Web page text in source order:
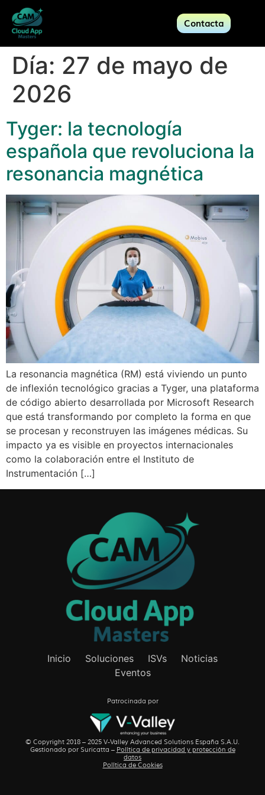
Contacta
Día: 27 de mayo de
2026
Tyger: la tecnología
española que revoluciona la
resonancia magnética
La resonancia magnética (RM) está viviendo un punto
de inflexión tecnológico gracias a Tyger, una plataforma
de código abierto desarrollada por Microsoft Research
que está transformando por completo la forma en que
se procesan y reconstruyen las imágenes médicas. Su
impacto ya es visible en proyectos internacionales
como la colaboración entre el Instituto de
Instrumentación […]
Inicio Soluciones ISVs
Noticias
Eventos
Patrocinada por
© Copyright 2018 – 2025 V-Valley Advanced Solutions España S.A.U.
Gestionado por Suricatta – Política de privacidad y protección de
datos
Política de Cookies